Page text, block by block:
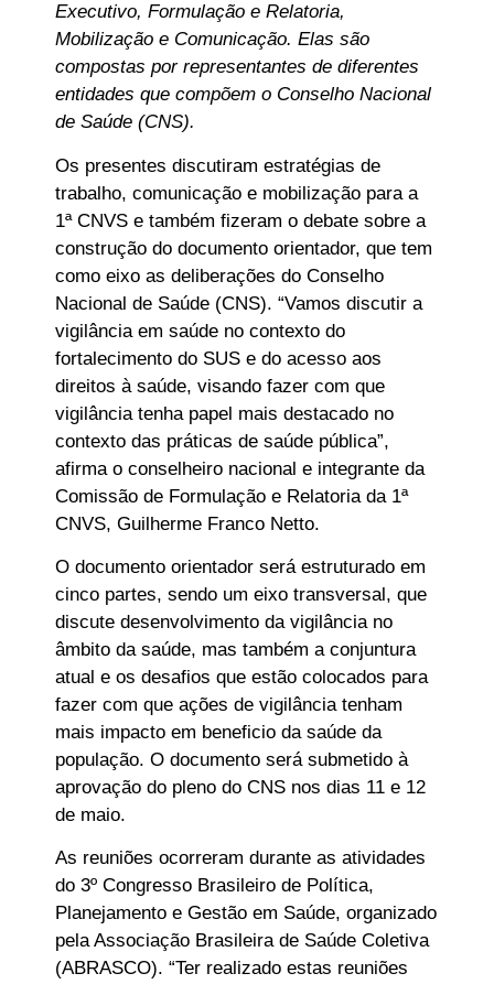
Executivo, Formulação e Relatoria,
Mobilização e Comunicação. Elas são
compostas por representantes de diferentes
entidades que compõem o Conselho Nacional
de Saúde (CNS).
Os presentes discutiram estratégias de
trabalho, comunicação e mobilização para a
1ª CNVS e também fizeram o debate sobre a
construção do documento orientador, que tem
como eixo as deliberações do Conselho
Nacional de Saúde (CNS). “Vamos discutir a
vigilância em saúde no contexto do
fortalecimento do SUS e do acesso aos
direitos à saúde, visando fazer com que
vigilância tenha papel mais destacado no
contexto das práticas de saúde pública”,
afirma o conselheiro nacional e integrante da
Comissão de Formulação e Relatoria da 1ª
CNVS, Guilherme Franco Netto.
O documento orientador será estruturado em
cinco partes, sendo um eixo transversal, que
discute desenvolvimento da vigilância no
âmbito da saúde, mas também a conjuntura
atual e os desafios que estão colocados para
fazer com que ações de vigilância tenham
mais impacto em beneficio da saúde da
população. O documento será submetido à
aprovação do pleno do CNS nos dias 11 e 12
de maio.
As reuniões ocorreram durante as atividades
do 3º Congresso Brasileiro de Política,
Planejamento e Gestão em Saúde, organizado
pela Associação Brasileira de Saúde Coletiva
(ABRASCO). “Ter realizado estas reuniões